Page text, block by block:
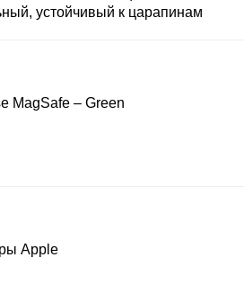
устойчивый к царапинам
MagSafe – Green
Apple